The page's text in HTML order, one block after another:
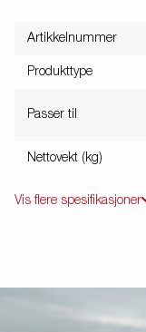
Artikkelnummer
Produkttype
Passer til
Nettovekt (kg)
Vis flere spesifikasjoner